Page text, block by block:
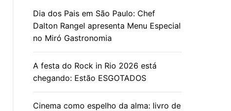
Dia dos Pais em São Paulo: Chef
Dalton Rangel apresenta Menu Especial
no Miró Gastronomia
A festa do Rock in Rio 2026 está
chegando: Estão ESGOTADOS
Cinema como espelho da alma: livro de